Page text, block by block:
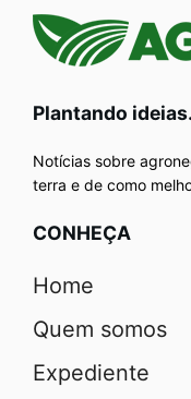
Plantando
Notícias sobre
terra e de como
CONHEÇA
Home
Quem somos
Expediente